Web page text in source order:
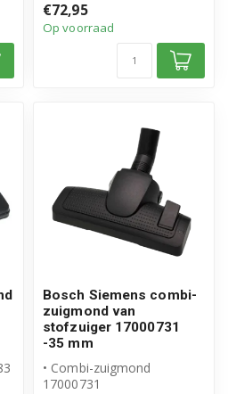
product
• Type vloer: harde &...
€72,95
Op voorraad
Bosch Siemens combi-
zuigmond van
stofzuiger 17000731
-35 mm
• Combi-zuigmond
17000731